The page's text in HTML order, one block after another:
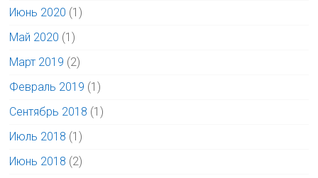
Июнь 2020 (1)
Май 2020 (1)
Март 2019 (2)
Февраль 2019 (1)
Сентябрь 2018 (1)
Июль 2018 (1)
Июнь 2018 (2)